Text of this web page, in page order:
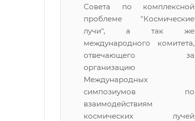
Совета по комплексной
проблеме "Космические
лучи", а так же
международного комитета,
отвечающего за
организацию
Международных
симпозиумов по
взаимодействиям
космических лучей